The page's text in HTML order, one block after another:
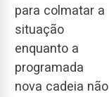
para colmatar a
situação
enquanto a
programada
nova cadeia não